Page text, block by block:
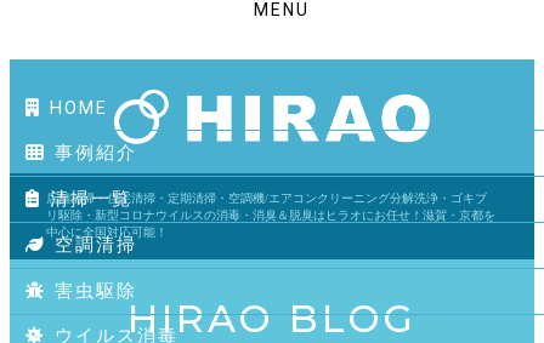
店舗清掃・住宅清掃・定期清掃・空調機/エアコンクリーニング分解洗浄・ゴキブ
リ駆除・新型コロナウイルスの消毒・消臭＆脱臭はヒラオにお任せ！滋賀・京都を
中心に全国対応可能！
MENU
HOME
事例紹介
清掃一覧
空調清掃
害虫駆除
ウイルス消毒HIRAO BLOG